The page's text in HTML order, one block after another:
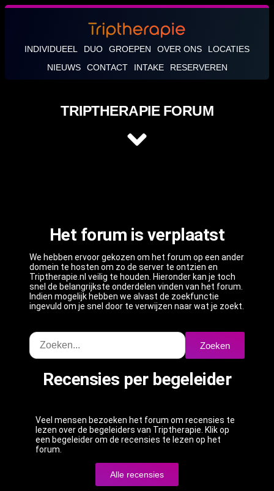
INDIVIDUEEL DUO GROEPEN OVER ONS
LOCATIES
NIEUWS
CONTACT INTAKE RESERVEREN
TRIPTHERAPIE FORUM
Het forum is verplaatst
We hebben ervoor gekozen om het forum op een ander
domein te hosten om zo de server te ontzien en
Triptherapie.nl veilig te houden. Hieronder kan je toch
snel de belangrijkste onderdelen vinden van het forum.
Indien mogelijk hebben we alvast de zoekfunctie
ingevuld om je snel door te verwijzen naar wat je zoekt.
Zoeken
Recensies per begeleider
Veel mensen bezoeken het forum om recensies te
lezen over de begeleiders van Triptherapie. Klik op
een begeleider om de recensies te lezen op het
forum.
Alle recensies